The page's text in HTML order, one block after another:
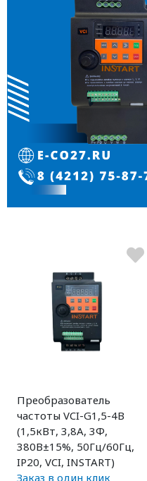
Преобразователь
частоты VCI-G1,5-4В
(1,5кВт, 3,8А, 3Ф,
380В±15%, 50Гц/60Гц,
IP20, VCI, INSTART)
Заказ в один клик